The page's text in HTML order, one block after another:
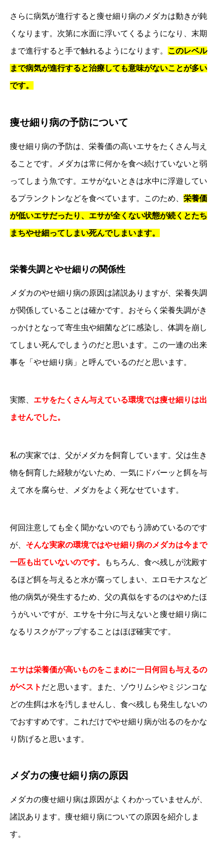
さらに病気が進行すると痩せ細り病のメダカは動きが鈍
くなります。次第に水面に浮いてくるようになり、末期
まで進行すると手で触れるようになります。 このレベル
まで病気が進行すると治療しても意味がないことが多い
です。
痩せ細り病の予防について
痩せ細り病の予防は、栄養価の高いエサをたくさん与え
ることです。メダカは常に何かを食べ続けていないと弱
ってしまう魚です。エサがないときは水中に浮遊してい
るプランクトンなどを食べています。このため、 栄養価
が低いエサだったり、エサが全くない状態が続くとたち
まちやせ細ってしまい死んでしまいます。
栄養失調とやせ細りの関係性
メダカのやせ細り病の原因は諸説ありますが、栄養失調
が関係していることは確かです。おそらく栄養失調がき
っかけとなって寄生虫や細菌などに感染し、体調を崩し
てしまい死んでしまうのだと思います。この一連の出来
事を「やせ細り病」と呼んでいるのだと思います。
実際、 エサをたくさん与えている環境では痩せ細りは出
ませんでした。
私の実家では、父がメダカを飼育しています。父は生き
物を飼育した経験がないため、一気にドバーッと餌を与
えて水を腐らせ、メダカをよく死なせています。
何回注意しても全く聞かないのでもう諦めているのです
が、 そんな実家の環境ではやせ細り病のメダカは今まで
一匹も出ていないのです。 もちろん、食べ残しが沈殿す
るほど餌を与えると水が腐ってしまい、エロモナスなど
他の病気が発生するため、父の真似をするのはやめたほ
うがいいですが、エサを十分に与えないと痩せ細り病に
なるリスクがアップすることはほぼ確実です。
エサは栄養価が高いものをこまめに一日何回も与えるの
がベスト だと思います。また、ゾウリムシやミジンコな
どの生餌は水を汚しませんし、食べ残しも発生しないの
でおすすめです。これだけでやせ細り病が出るのをかな
り防げると思います。
メダカの痩せ細り病の原因
メダカの痩せ細り病は原因がよくわかっていませんが、
諸説あります。痩せ細り病についての原因を紹介しま
す。